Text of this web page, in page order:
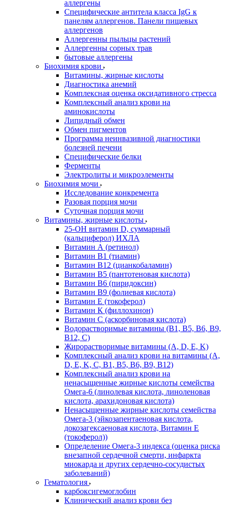
аллергены
Специфические антитела класса IgG к
панелям аллергенов. Панели пищевых
аллергенов
Аллергенны пыльцы растений
Аллергенны сорных трав
бытовые аллергены
Биохимия крови
Витамины, жирные кислоты
Диагностика анемий
Комплексная оценка оксидативного стресса
Комплексный анализ крови на
аминокислоты
Липидный обмен
Обмен пигментов
Программа неинвазивной диагностики
болезней печени
Специфические белки
Ферменты
Электролиты и микроэлементы
Биохимия мочи
Исследование конкремента
Разовая порция мочи
Суточная порция мочи
Витамины, жирные кислоты
25-OH витамин D, суммарный
(кальциферол) ИХЛА
Витамин А (ретинол)
Витамин В1 (тиамин)
Витамин В12 (цианкобаламин)
Витамин В5 (пантотеновая кислота)
Витамин В6 (пиридоксин)
Витамин В9 (фолиевая кислота)
Витамин Е (токоферол)
Витамин К (филлохинон)
Витамин С (аскорбиновая кислота)
Водорастворимые витамины (B1, B5, B6, В9,
В12, С)
Жирорастворимые витамины (A, D, E, K)
Комплексный анализ крови на витамины (A,
D, E, K, C, B1, B5, B6, В9, B12)
Комплексный анализ крови на
ненасыщенные жирные кислоты семейства
Омега-6 (линолевая кислота, линоленовая
кислота, арахидоновая кислота)
Ненасыщенные жирные кислоты семейства
Омега-3 (эйкозапентаеновая кислота,
докозагексаеновая кислота, Витамин E
(токоферол))
Определение Омега-3 индекса (оценка риска
внезапной сердечной смерти, инфаркта
миокарда и других сердечно-сосудистых
заболеваний)
Гематология
карбоксигемоглобин
Клинический анализ крови без